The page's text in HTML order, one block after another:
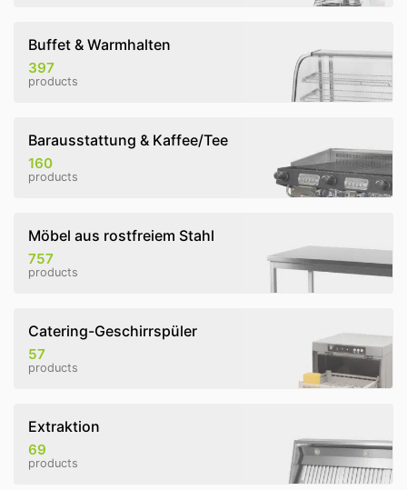
Buffet & Warmhalten
397
products
Barausstattung & Kaffee/Tee
160
products
Möbel aus rostfreiem Stahl
757
products
Catering-Geschirrspüler
57
products
Extraktion
69
products